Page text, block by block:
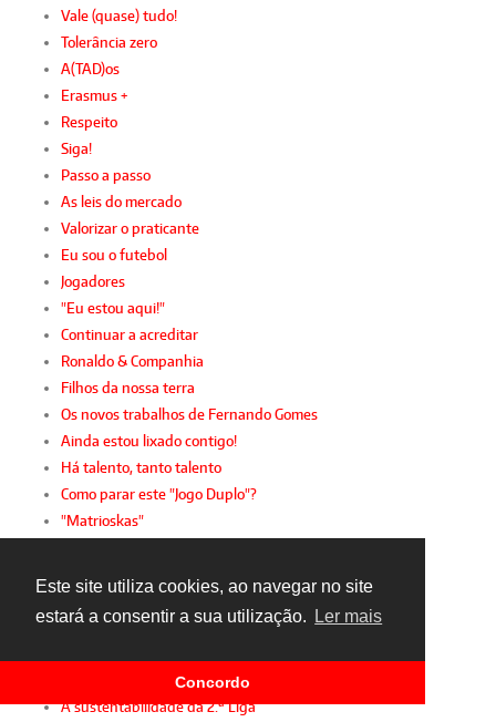
Este site utiliza cookies, ao navegar no site
estará a consentir a sua utilização.
Ler mais
Concordo
Vale (quase) tudo!
Tolerância zero
A(TAD)os
Erasmus +
Respeito
Siga!
Passo a passo
As leis do mercado
Valorizar o praticante
Eu sou o futebol
Jogadores
"Eu estou aqui!"
Continuar a acreditar
Ronaldo & Companhia
Filhos da nossa terra
Os novos trabalhos de Fernando Gomes
Ainda estou lixado contigo!
Há talento, tanto talento
Como parar este "Jogo Duplo"?
"Matrioskas"
Controlo financeiro
Valoriza a tua carreira
A sustentabilidade da 2.ª Liga